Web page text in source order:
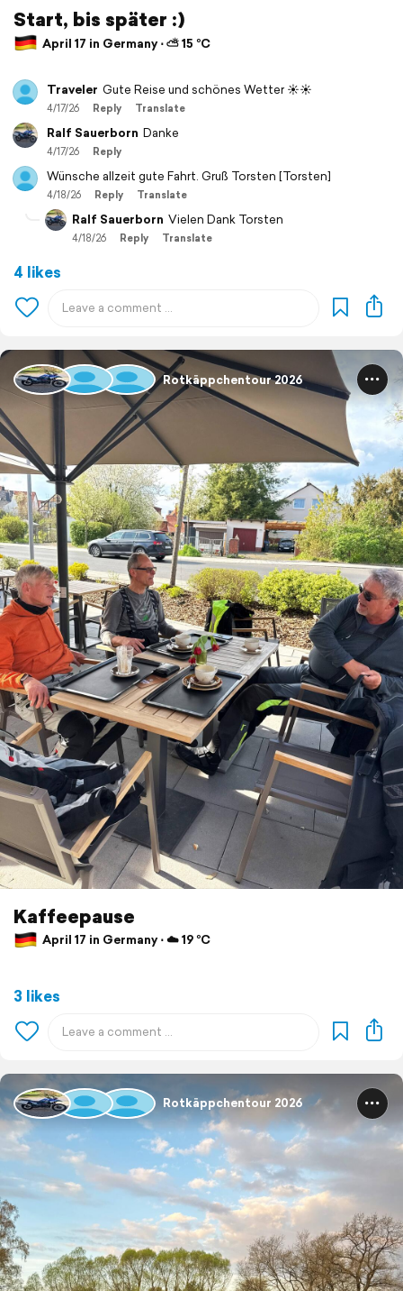
Start, bis später :)
April 17 in Germany ⋅ ⛅ 15 °C
Traveler Gute Reise und schönes Wetter ☀️☀️
4/17/26 Reply Translate
Ralf Sauerborn Danke
4/17/26 Reply
Wünsche allzeit gute Fahrt. Gruß Torsten [Torsten]
4/18/26 Reply Translate
Ralf Sauerborn Vielen Dank Torsten
4/18/26 Reply Translate
4 likes
Rotkäppchentour 2026
Kaffeepause
April 17 in Germany ⋅ ☁️ 19 °C
3 likes
Rotkäppchentour 2026